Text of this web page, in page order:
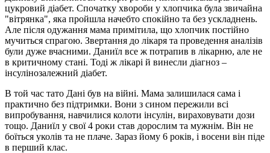
цукровий діабет. Спочатку хвороби у хлопчика була звичайна
"вітрянка", яка пройшла начебто спокійно та без ускладнень.
Але після одужання мама примітила, що хлопчик постійно
мучиться спрагою. Звертання до лікаря та проведення аналізів
були дуже вчасними. Даниїл все ж потрапив в лікарню, але не
в критичному стані. Тоді ж лікарі й винесли діагноз –
інсулінозалежний діабет.
В той час тато Дані був на війні. Мама залишилася сама і
практично без підтримки. Вони з сином пережили всі
випробування, навчилися колоти інсулін, вираховувати дози
тощо. Даниїл у свої 4 роки став дорослим та мужнім. Він не
боїться уколів та не плаче. Зараз йому 6 років, і восени він піде
в перший клас.